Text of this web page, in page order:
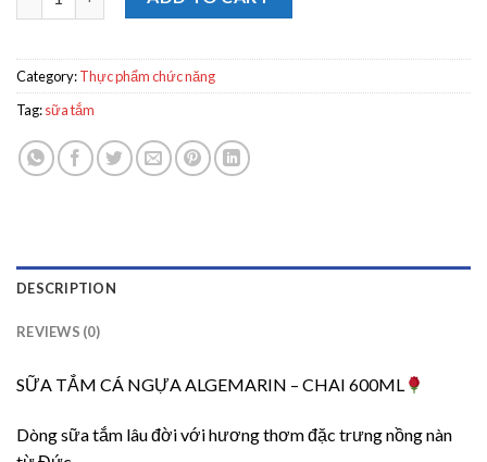
Category:Thực phẩm chức năng
Tag:sữa tắm
DESCRIPTION
REVIEWS (0)
SỮA TẮM CÁ NGỰA ALGEMARIN – CHAI 600ML
Dòng sữa tắm lâu đời với hương thơm đặc trưng nồng nàn